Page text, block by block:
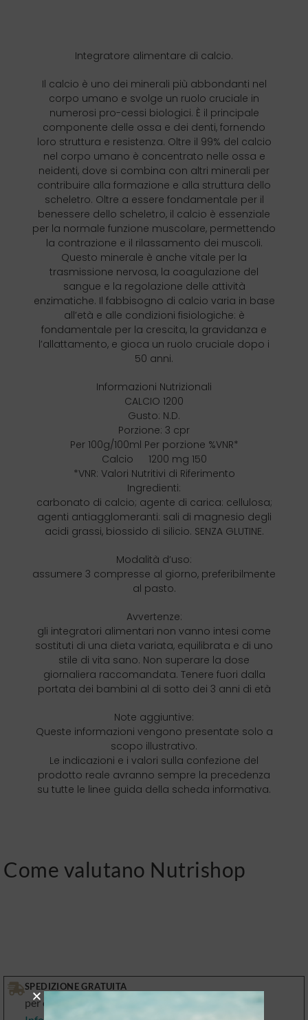
Integratore alimentare di calcio.
Il calcio è uno dei minerali più abbondanti nel
corpo umano e svolge un ruolo cruciale in
numerosi pro-cessi biologici. È il principale
componente delle ossa e dei denti, fornendo
loro struttura e resistenza. Oltre il 99% del calcio
nel corpo umano è concentrato nelle ossa e
neidenti, dove si combina con altri minerali per
contribuire alla formazione e alla struttura dello
scheletro. Oltre a essere fondamentale per il
benessere dello scheletro, il calcio è essenziale
per la normale funzione muscolare, permettendo
la contrazione e il rilassamento dei muscoli.
Questo minerale è anche vitale per la
trasmissione nervosa, la coagulazione del
sangue e la regolazione delle attività
enzimatiche. Il fabbisogno di calcio varia in base
all’età e alle condizioni fisiologiche: è
fondamentale per la crescita, la gravidanza e
l’allattamento, e gioca un ruolo cruciale dopo i
50 anni.
Informazioni Nutrizionali
CALCIO 1200
Gusto: N.D.
Porzione: 3 cpr
Per 100g/100ml Per porzione %VNR*
Calcio 1200 mg 150
*VNR: Valori Nutritivi di Riferimento
Ingredienti:
carbonato di calcio; agente di carica: cellulosa;
agenti antiagglomeranti: sali di magnesio degli
acidi grassi, biossido di silicio. SENZA GLUTINE.
Modalità d’uso:
assumere 3 compresse al giorno, preferibilmente
al pasto.
Avvertenze:
gli integratori alimentari non vanno intesi come
sostituti di una dieta variata, equilibrata e di uno
stile di vita sano. Non superare la dose
giornaliera raccomandata. Tenere fuori dalla
portata dei bambini al di sotto dei 3 anni di età
Note aggiuntive:
Queste informazioni vengono presentate solo a
scopo illustrativo.
Le indicazioni e i valori sulla confezione del
prodotto reale avranno sempre la precedenza
su tutte le linee guida della scheda informativa.
Come valutano Nutrishop
SPEDIZIONE GRATUITA
per ordini superiori a € 69